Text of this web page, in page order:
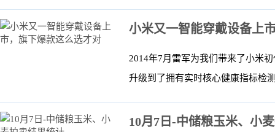
小米又一智能穿戴设备上
2014年7月雷军为我们带来了小米
升级到了拥有实时核心健康指标检
10月7日-中储粮玉米、小